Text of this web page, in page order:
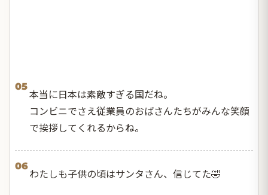
05
本当に日本は素敵すぎる国だね。
コンビニでさえ従業員のおばさんたちがみんな笑顔
で挨拶してくれるからね。
06
わたしも子供の頃はサンタさん、信じてた🤣